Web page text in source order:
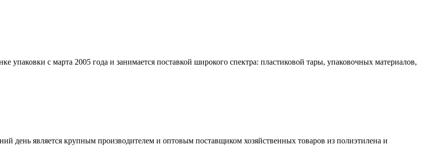
упаковки с марта 2005 года и занимается поставкой широкого спектра: пластиковой тары, упаковочных материалов,
день является крупным производителем и оптовым поставщиком хозяйственных товаров из полиэтилена и